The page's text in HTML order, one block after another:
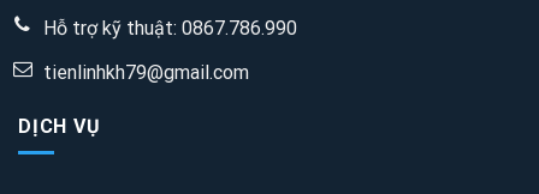
Hỗ trợ kỹ thuật: 0867.786.990
tienlinhkh79@gmail.com
DỊCH VỤ